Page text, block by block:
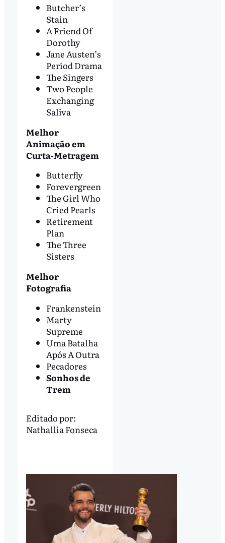
Butcher’s
Stain
A Friend Of
Dorothy
Jane Austen’s
Period Drama
The Singers
Two People
Exchanging
Saliva
Melhor
Animação em
Curta-Metragem
Butterfly
Forevergreen
The Girl Who
Cried Pearls
Retirement
Plan
The Three
Sisters
Melhor
Fotografia
Frankenstein
Marty
Supreme
Uma Batalha
Após A Outra
Pecadores
Sonhos de
Trem
Editado por:
Nathallia Fonseca